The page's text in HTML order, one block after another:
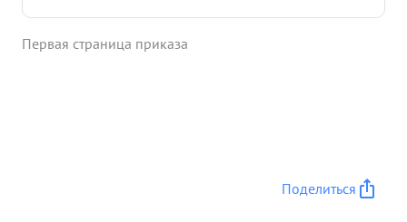
боевой задачи ...»
Первая страница приказа
Поделиться